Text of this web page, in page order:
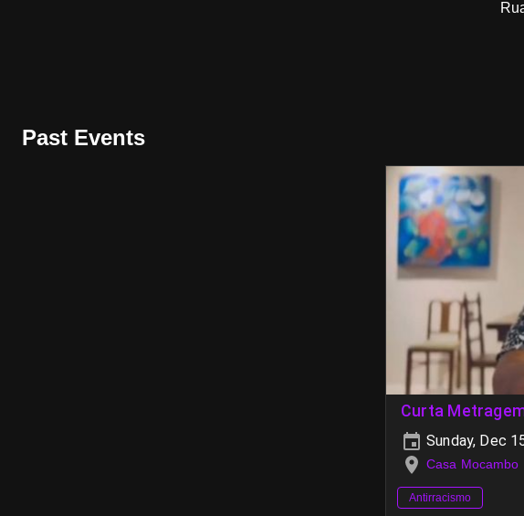
Past Events
Curta
Sunday, Dec
Casa Mocambo
Antirracismo